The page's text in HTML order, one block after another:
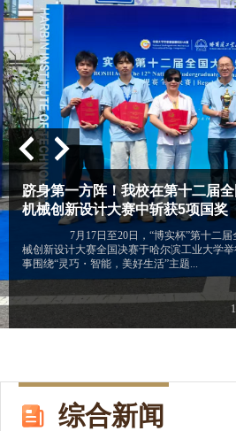
综合新闻